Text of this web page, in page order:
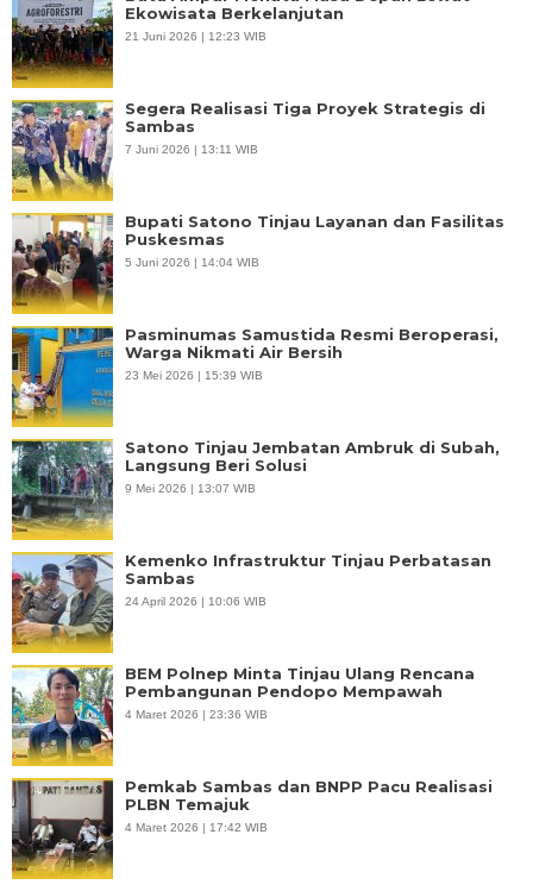
Ekowisata Berkelanjutan
21 Juni 2026 | 12:23 WIB
Segera Realisasi Tiga Proyek Strategis di
Sambas
7 Juni 2026 | 13:11 WIB
Bupati Satono Tinjau Layanan dan Fasilitas
Puskesmas
5 Juni 2026 | 14:04 WIB
Pasminumas Samustida Resmi Beroperasi,
Warga Nikmati Air Bersih
23 Mei 2026 | 15:39 WIB
Satono Tinjau Jembatan Ambruk di Subah,
Langsung Beri Solusi
9 Mei 2026 | 13:07 WIB
Kemenko Infrastruktur Tinjau Perbatasan
Sambas
24 April 2026 | 10:06 WIB
BEM Polnep Minta Tinjau Ulang Rencana
Pembangunan Pendopo Mempawah
4 Maret 2026 | 23:36 WIB
Pemkab Sambas dan BNPP Pacu Realisasi
PLBN Temajuk
4 Maret 2026 | 17:42 WIB